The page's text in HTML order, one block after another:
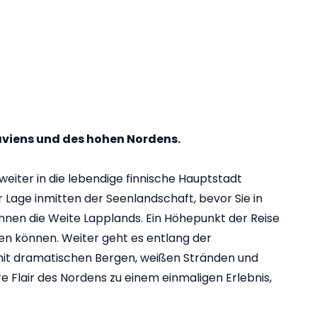
und des hohen Nordens.
in die lebendige finnische Hauptstadt
inmitten der Seenlandschaft, bevor Sie in
die Weite Lapplands. Ein Höhepunkt der Reise
können. Weiter geht es entlang der
dramatischen Bergen, weißen Stränden und
des Nordens zu einem einmaligen Erlebnis,